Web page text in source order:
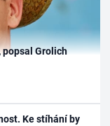
popsal Grolich
Ke stíhání by